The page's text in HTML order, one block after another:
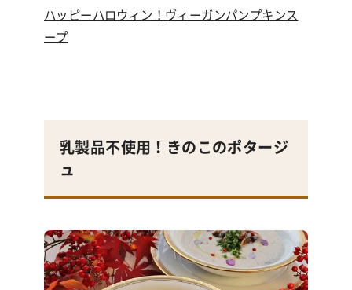
ハッピーハロウィン！ヴィーガンパンプキンス
ープ
乳製品不使用！きのこのポタージ
ュ